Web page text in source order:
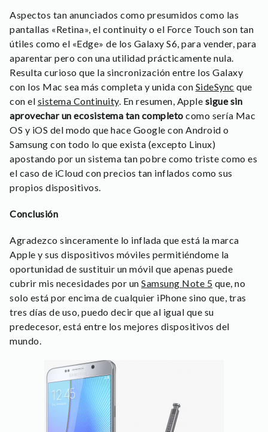
Aspectos tan anunciados como presumidos como las
pantallas «Retina», el continuity o el Force Touch son tan
útiles como el «Edge» de los Galaxy S6, para vender, para
aparentar pero con una utilidad prácticamente nula.
Resulta curioso que la sincronización entre los Galaxy
con los Mac sea más completa y unida con SideSync que
con el sistema Continuity. En resumen, Apple sigue sin
aprovechar un ecosistema tan completo como sería Mac
OS y iOS del modo que hace Google con Android o
Samsung con todo lo que exista (excepto Linux)
apostando por un sistema tan pobre como triste como es
el caso de iCloud con precios tan inflados como sus
propios dispositivos.
Conclusión
Agradezco sinceramente lo inflada que está la marca
Apple y sus dispositivos móviles permitiéndome la
oportunidad de sustituir un móvil que apenas puede
cubrir mis necesidades por un Samsung Note 5 que, no
solo está por encima de cualquier iPhone sino que, tras
tres días de uso, puedo decir que al igual que su
predecesor, está entre los mejores dispositivos del
mundo.